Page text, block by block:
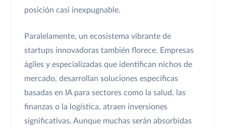
posición casi inexpugnable.
Paralelamente, un ecosistema vibrante de
startups innovadoras también florece. Empresas
ágiles y especializadas que identifican nichos de
mercado, desarrollan soluciones específicas
basadas en IA para sectores como la salud, las
finanzas o la logística, atraen inversiones
significativas. Aunque muchas serán absorbidas